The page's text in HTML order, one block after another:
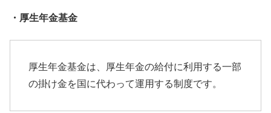
・厚生年金基金
厚生年金基金は、
厚生年金の給付に利用する一部
の掛け金を国に代わって運用する制 度です。